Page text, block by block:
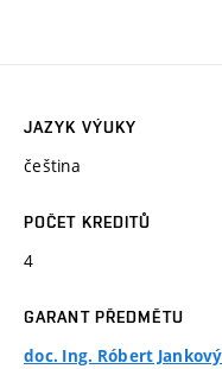
JAZYK VÝUKY
čeština
POČET KREDITŮ
4
GARANT PŘEDMĚTU
doc. Ing. Róbert